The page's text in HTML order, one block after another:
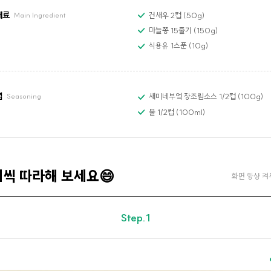
료 Main Ingredient
건새우 2컵 (50g)
마늘쫑 15줄기 (150g)
식용유 1스푼 (10g)
Seasoning
새미네부엌 장조림소스 1/2컵 (100g)
물 1/2컵 (100ml)
따라해 보세요😄 화면 항상 켜
Step.1